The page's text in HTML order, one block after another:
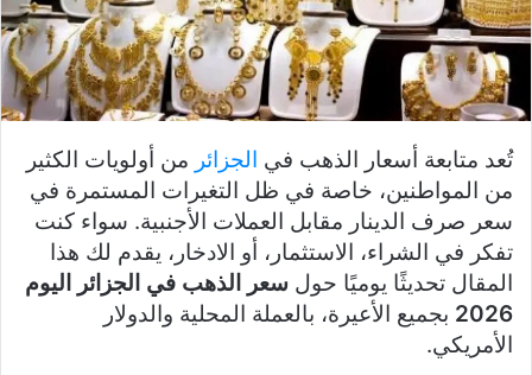
تُعد متابعة أسعار الذهب في الجزائر من أولويات الكثير
من المواطنين، خاصة في ظل التغيرات المستمرة في
سعر صرف الدينار مقابل العملات الأجنبية. سواء كنت
تفكر في الشراء، الاستثمار، أو الادخار، يقدم لك هذا
المقال تحديثًا يوميًا حول سعر الذهب في الجزائر اليوم
2026 بجميع الأعيرة، بالعملة المحلية والدولار
الأمريكي.